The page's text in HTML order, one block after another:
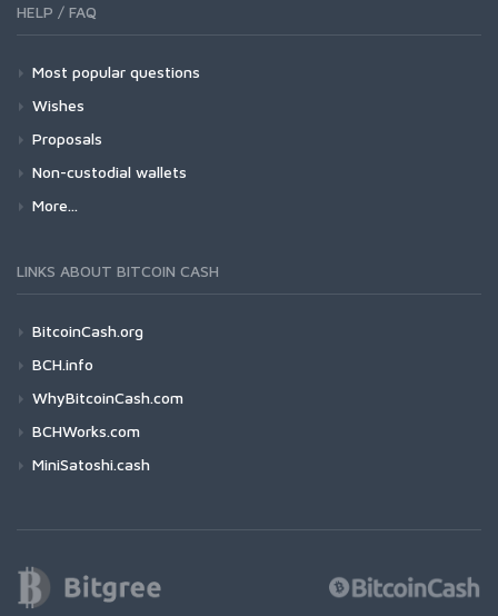
HELP / FAQ
Most popular questions
Wishes
Proposals
Non-custodial wallets
More...
LINKS ABOUT BITCOIN CASH
BitcoinCash.org
BCH.info
WhyBitcoinCash.com
BCHWorks.com
MiniSatoshi.cash